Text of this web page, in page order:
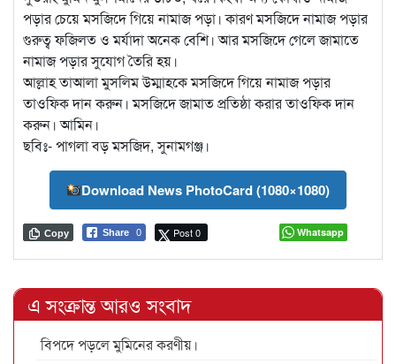
পড়ার চেয়ে মসজিদে গিয়ে নামাজ পড়া। কারণ মসজিদে নামাজ পড়ার
গুরুত্ব ফজিলত ও মর্যাদা অনেক বেশি। আর মসজিদে গেলে জামাতে
নামাজ পড়ার সুযোগ তৈরি হয়।
আল্লাহ তাআলা মুসলিম উম্মাহকে মসজিদে গিয়ে নামাজ পড়ার
তাওফিক দান করুন। মসজিদে জামাত প্রতিষ্ঠা করার তাওফিক দান
করুন। আমিন।
ছবিঃ- পাগলা বড় মসজিদ, সুনামগঞ্জ।
Download News PhotoCard (1080×1080)
Share 0 Post 0
Copy Whatsapp
এ সংক্রান্ত আরও সংবাদ
বিপদে পড়লে মুমিনের করণীয়।